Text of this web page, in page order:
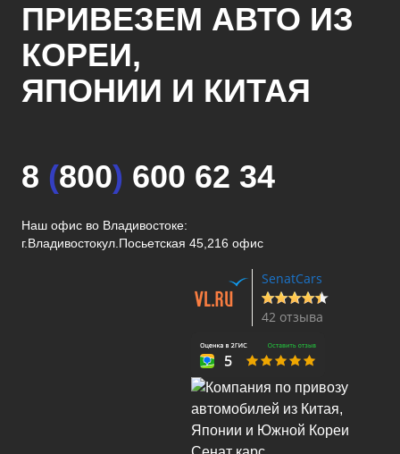
ПРИВЕЗЕМ АВТО ИЗ
КОРЕИ,
ЯПОНИИ И КИТАЯ
8 (800) 600 62 34
Наш офис во Владивостоке:
г.Владивостокул.Посьетская 45,216 офис
SenatCars
42 отзыва